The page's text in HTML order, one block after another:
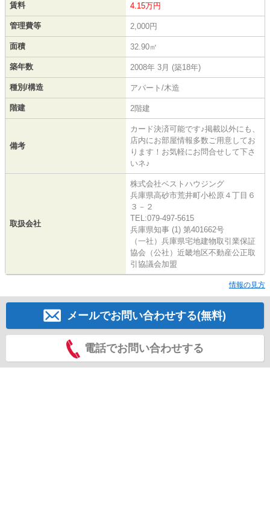
賃料 4.15万円
管理費等 2,000円
面積 32.90㎡
築年数 2008年 3月 (築18年)
種別/構造 アパート/木造
階建 2階建
備考
カード決済可能です♪掲載以外にも、
店内にお部屋情報多数ご用意してお
ります！お気軽にお問合せして下さ
いネ♪
取扱会社
株式会社ベストハウジング
兵庫県高砂市荒井町小松原４丁目６
３－２
TEL:079-497-5615
兵庫県知事 (1) 第401662号
（一社）兵庫県宅地建物取引業保証
協会（公社）近畿地区不動産公正取
引協議会加盟
情報の見方
メールでお問い合わせする(無料)
電話でお問い合わせする